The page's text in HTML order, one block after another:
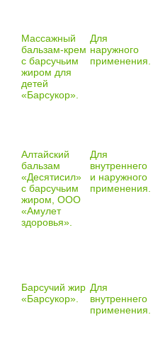
Массажный
бальзам-крем
с барсучьим
жиром для
детей
«Барсукор».
Для
наружного
применения.
Алтайский
бальзам
«Десятисил»
с барсучьим
жиром, ООО
«Амулет
здоровья».
Для
внутреннего
и наружного
применения.
Барсучий жир
«Барсукор».
Для
внутреннего
применения.